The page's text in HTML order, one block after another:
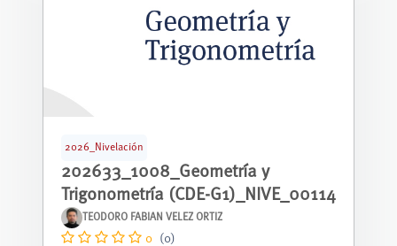
2026_Nivelación
202633_1008_Geometría y
Trigonometría (CDE-G1)_NIVE_00114
TEODORO FABIAN VELEZ ORTIZ
0 (0)